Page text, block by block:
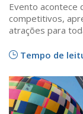
Evento acontece
competitivos,
atrações para
Tempo de